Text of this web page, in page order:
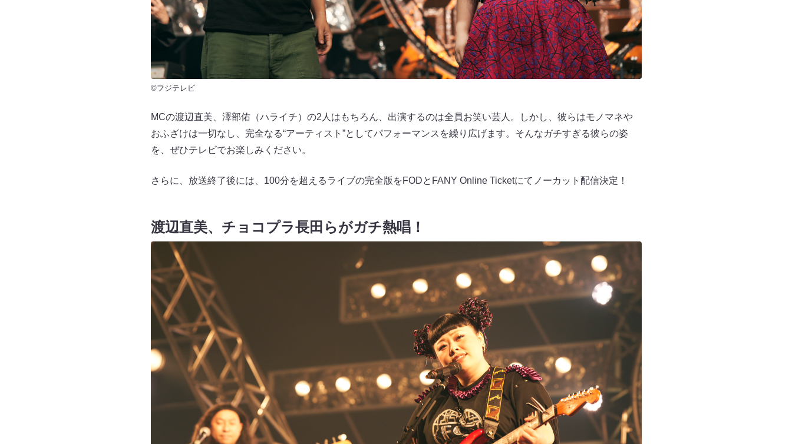
©フジテレビ
MCの渡辺直美、澤部佑（ハライチ）の2人はもちろん、出演するのは全員お笑い芸人。しかし、彼らはモノマネや
おふざけは一切なし、完全なる“アーティスト”としてパフォーマンスを繰り広げます。そんなガチすぎる彼らの姿
を、ぜひテレビでお楽しみください。
さらに、放送終了後には、100分を超えるライブの完全版をFODとFANY Online Ticketにてノーカット配信決定！
渡辺直美、チョコプラ長田らがガチ熱唱！